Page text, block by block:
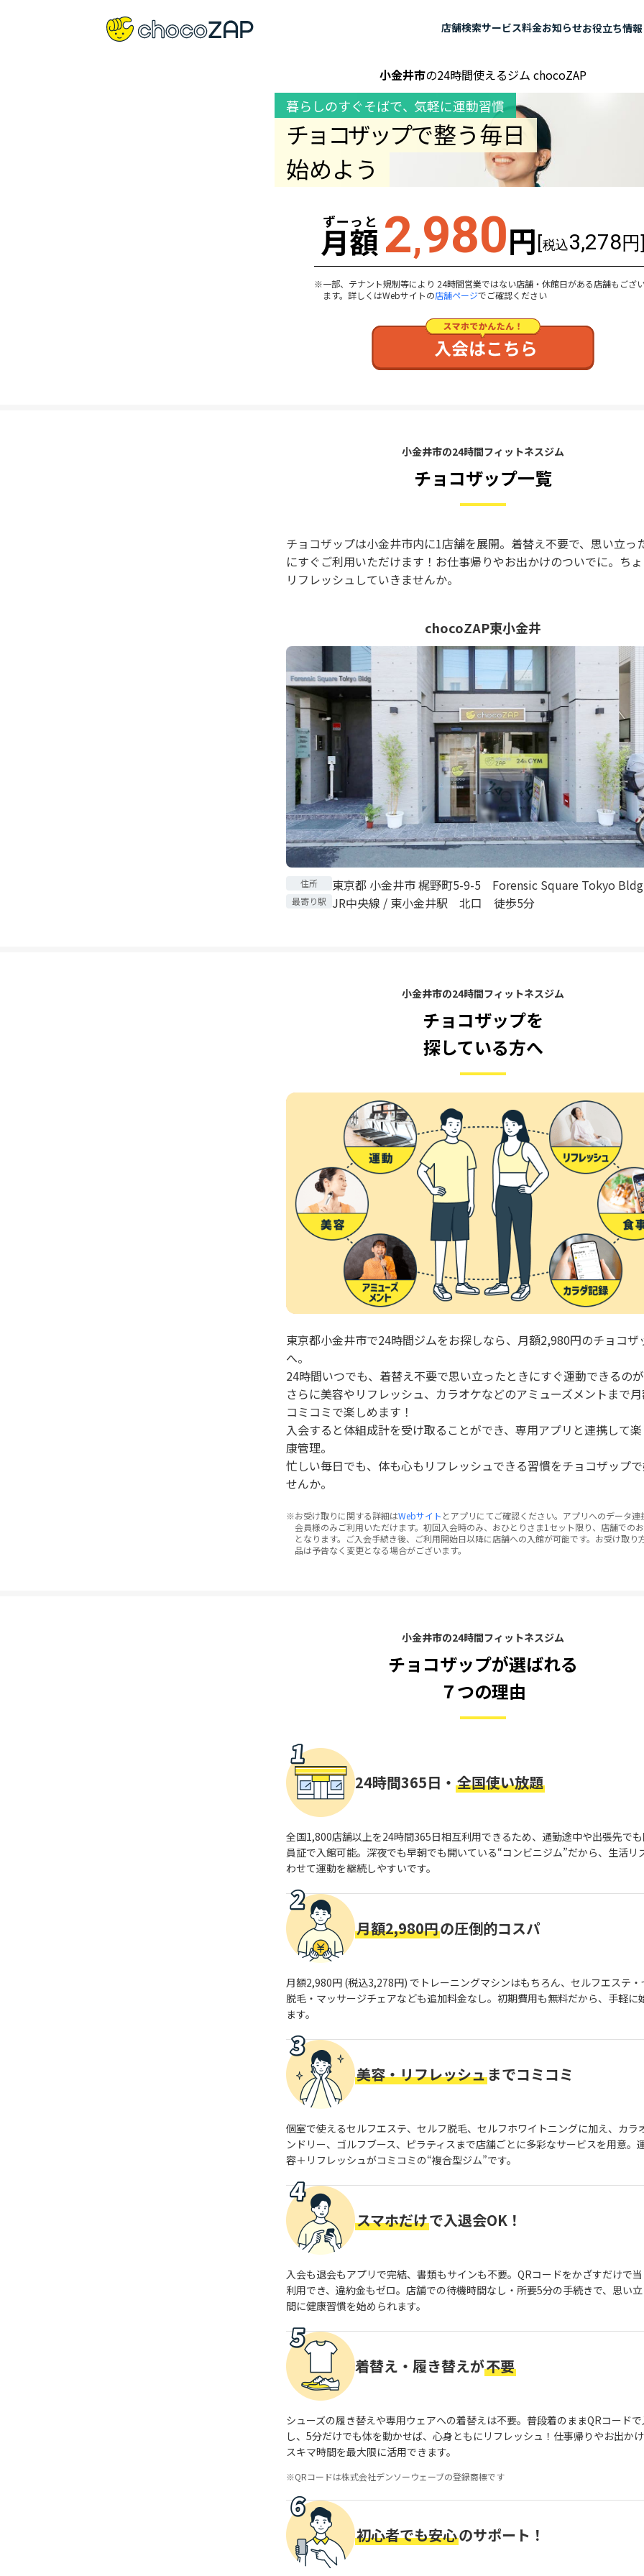
店舗検索サービス料金お知らせお役立ち情報
小金井市の24時間使えるジム chocoZAP
暮らしのすぐそばで、 気軽に運動習慣
チョコザップで整う毎日
始めよう
ずーっと
月額2,980円 [税込3,278
一部、テナント規制等により 24時間営業ではない店舗・休館日がある店舗もござ
ます。詳しくはWebサイトの店舗ページでご確認ください
小金井市の24時間フィットネスジム
チョコザップ一覧
チョコザップは小金井市内に1店舗を展開。着替え不要で、思い立っ
にすぐご利用いただけます！お仕事帰りやお出かけのついでに。ち
リフレッシュしていきませんか。
chocoZAP東小金井
住所 東京都 小金井市 梶野町5-9-5 Forensic Square Tokyo
最寄り駅 JR中央線 / 東小金井駅 北口 徒歩5分
小金井市の24時間フィットネスジム
チョコザップを
探している方へ
東京都小金井市で24時間ジムをお探しなら、月額2,980円のチョコザ
へ。
24時間いつでも、着替え不要で思い立ったときにすぐ運動できるの
さらに美容やリフレッシュ、カラオケなどのアミューズメントまで
コミコミで楽しめます！
入会すると体組成計を受け取ることができ、専用アプリと連携して
康管理。
忙しい毎日でも、体も心もリフレッシュできる習慣をチョコザップ
せんか。
お受け取りに関する詳細はWebサイト とアプリにてご確認ください。アプリへのデータ連
会員様のみご利用いただけます。初回入会時のみ、おひとりさま1セット限り、店舗での
となります。ご入会手続き後、ご利用開始日以降に店舗への入館が可能です。お受け取り
品は予告なく変更となる場合がございます。
小金井市の24時間フィットネスジム
チョコザップが選ばれる
７つの理由
24時間365日・ 全国使い放題
全国1,800店舗以上を24時間365日相互利用できるため、通勤途中や出張先で
員証で入館可能。深夜でも早朝でも開いている“コンビニジム”だから、生活リ
わせて運動を継続しやすいです。
月額2,980円の圧倒的コスパ
月額2,980円 (税込3,278円) でトレーニングマシンはもちろん、セルフエステ
脱毛・マッサージチェアなども追加料金なし。初期費用も無料だから、手軽に
ます。
美容・リフレッシュまでコミコミ
個室で使えるセルフエステ、セルフ脱毛、セルフホワイトニングに加え、カラ
ンドリー、ゴルフブース、ピラティスまで店舗ごとに多彩なサービスを用意。
容＋リフレッシュがコミコミの“複合型ジム”です。
スマホだけで入退会OK！
入会も退会もアプリで完結、書類もサインも不要。QRコードをかざすだけで
利用でき、違約金もゼロ。店舗での待機時間なし・所要5分の手続きで、思い
間に健康習慣を始められます。
着替え・履き替えが不要
シューズの履き替えや専用ウェアへの着替えは不要。普段着のままQRコード
し、5分だけでも体を動かせば、心身ともにリフレッシュ！仕事帰りやお出か
スキマ時間を最大限に活用できます。
QRコードは株式会社デンソーウェーブの登録商標です
初心者でも安心のサポート！